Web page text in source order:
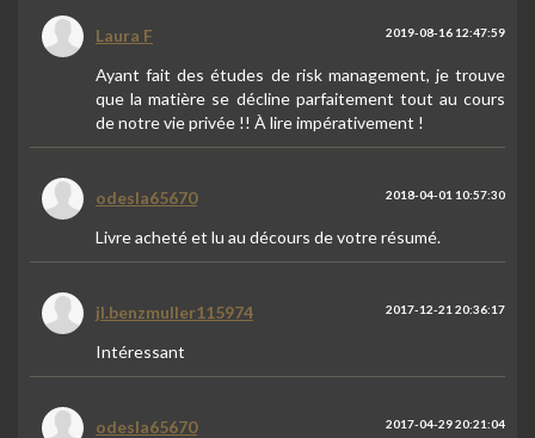
Laura F 2019-08-16 12:47:59
Ayant fait des études de risk management, je trouve
que la matière se décline parfaitement tout au cours
de notre vie privée !! À lire impérativement !
odesla65670 2018-04-01 10:57:30
Livre acheté et lu au décours de votre résumé.
jl.benzmuller115974 2017-12-21 20:36:17
Intéressant
odesla65670 2017-04-29 20:21:04